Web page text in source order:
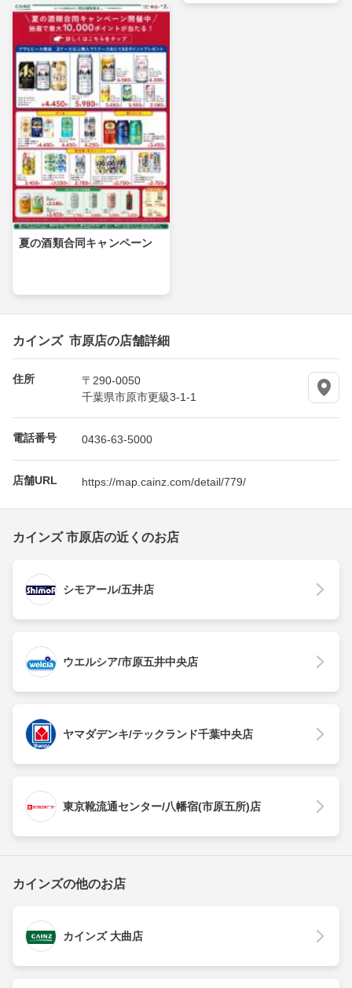
夏の酒類合同キャンペーン
カインズ 市原店の店舗詳細
住所
〒290-0050
千葉県市原市更級3-1-1
電話番号 0436-63-5000
店舗URL https://map.cainz.com/detail/779/
カインズ 市原店の近くのお店
シモアール/五井店
ウエルシア/市原五井中央店
ヤマダデンキ/テックランド千葉中央店
東京靴流通センター/八幡宿(市原五所)店
カインズの他のお店
カインズ 大曲店